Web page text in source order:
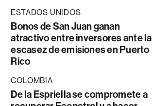
ESTADOS UNIDOS
Bonos de San Juan ganan
atractivo entre inversores ante la
escasez de emisiones en Puerto
Rico
COLOMBIA
De la Espriella se compromete a